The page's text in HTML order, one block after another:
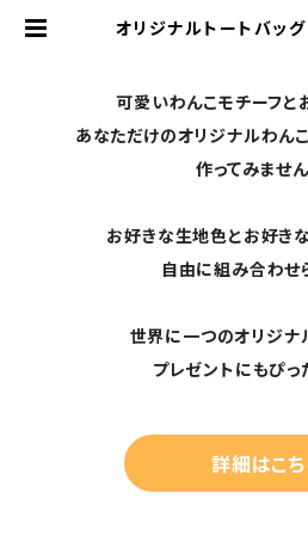
オリジナルトートバ
可愛いわんこモチーフと
あなただけのオリジナルわん
作ってみませ
お好きな生地色とお好き
自由に組み合わせ
世界に一つのオリジナ
プレゼントにもぴっ
詳細はこち